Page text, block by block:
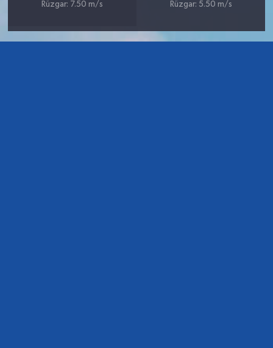
Rüzgar: 7.50 m/s
Rüzgar: 5.50 m/s